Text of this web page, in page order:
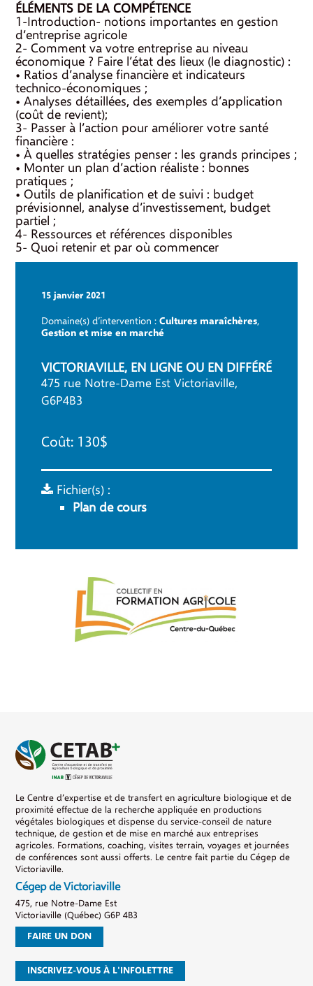
ÉLÉMENTS DE LA COMPÉTENCE
1-Introduction- notions importantes en gestion
d’entreprise agricole
2- Comment va votre entreprise au niveau
économique ? Faire l’état des lieux (le diagnostic) :
• Ratios d’analyse financière et indicateurs
technico-économiques ;
• Analyses détaillées, des exemples d’application
(coût de revient);
3- Passer à l’action pour améliorer votre santé
financière :
• À quelles stratégies penser : les grands principes ;
• Monter un plan d’action réaliste : bonnes
pratiques ;
• Outils de planification et de suivi : budget
prévisionnel, analyse d’investissement, budget
partiel ;
4- Ressources et références disponibles
5- Quoi retenir et par où commencer
15 janvier 2021
Domaine(s) d’intervention : Cultures maraîchères,
Gestion et mise en marché
VICTORIAVILLE, EN LIGNE OU EN DIFFÉRÉ
475 rue Notre-Dame Est Victoriaville,
G6P4B3
Coût: 130$
Fichier(s) :
Plan de cours
Le Centre d’expertise et de transfert en agriculture biologique et de
proximité effectue de la recherche appliquée en productions
végétales biologiques et dispense du service-conseil de nature
technique, de gestion et de mise en marché aux entreprises
agricoles. Formations, coaching, visites terrain, voyages et journées
de conférences sont aussi offerts. Le centre fait partie du Cégep de
Victoriaville.
Cégep de Victoriaville
475, rue Notre-Dame Est
Victoriaville (Québec) G6P 4B3
FAIRE UN DON
INSCRIVEZ-VOUS À L'INFOLETTRE